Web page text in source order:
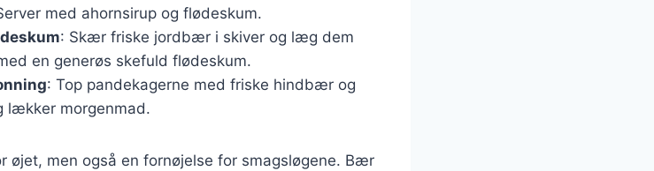
med ahornsirup og flødeskum.
: Skær friske jordbær i skiver og læg dem
en generøs skefuld flødeskum.
: Top pandekagerne med friske hindbær og
lækker morgenmad.
øjet, men også en fornøjelse for smagsløgene. Bær